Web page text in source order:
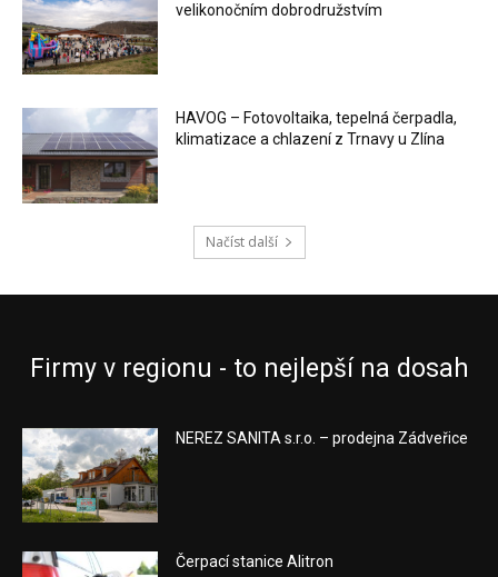
velikonočním dobrodružstvím
HAVOG – Fotovoltaika, tepelná čerpadla,
klimatizace a chlazení z Trnavy u Zlína
Načíst další
Firmy v regionu - to nejlepší na dosah
NEREZ SANITA s.r.o. – prodejna Zádveřice
Čerpací stanice Alitron